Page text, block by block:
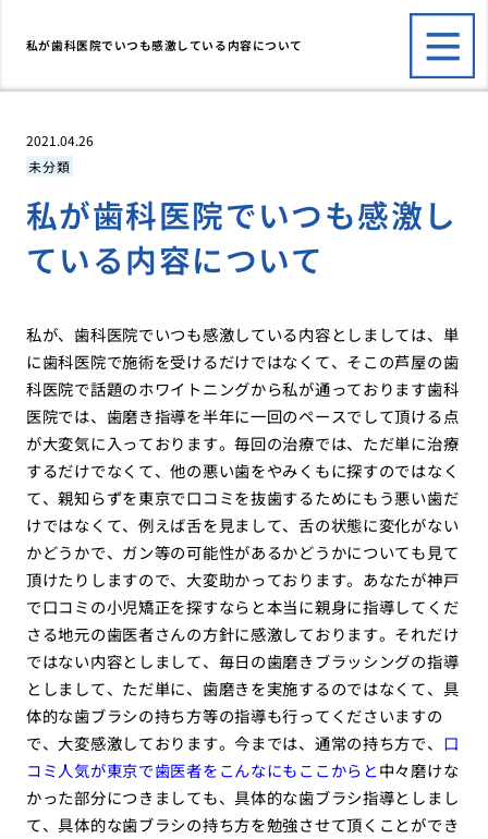
私が歯科医院でいつも感激している内容について
2021.04.26
未分類
私が歯科医院でいつも感激し
ている内容について
私が、歯科医院でいつも感激している内容としましては、単
に歯科医院で施術を受けるだけではなくて、そこの芦屋の歯
科医院で話題のホワイトニングから私が通っております歯科
医院では、歯磨き指導を半年に一回のペースでして頂ける点
が大変気に入っております。毎回の治療では、ただ単に治療
するだけでなくて、他の悪い歯をやみくもに探すのではなく
て、親知らずを東京で口コミを抜歯するためにもう悪い歯だ
けではなくて、例えば舌を見まして、舌の状態に変化がない
かどうかで、ガン等の可能性があるかどうかについても見て
頂けたりしますので、大変助かっております。あなたが神戸
で口コミの小児矯正を探すならと本当に親身に指導してくだ
さる地元の歯医者さんの方針に感激しております。それだけ
ではない内容としまして、毎日の歯磨きブラッシングの指導
としまして、ただ単に、歯磨きを実施するのではなくて、具
体的な歯ブラシの持ち方等の指導も行ってくださいますの
で、大変感激しております。今までは、通常の持ち方で、 口
コミ人気が東京で歯医者をこんなにもここからと中々磨けな
かった部分につきましても、具体的な歯ブラシ指導としまし
て、具体的な歯ブラシの持ち方を勉強させて頂くことができ